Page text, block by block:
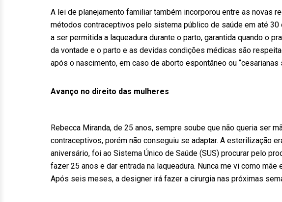
A lei de planejamento familiar também incorporou entre as novas
métodos contraceptivos pelo sistema público de saúde em até 30
a ser permitida a laqueadura durante o parto, garantida quando o
da vontade e o parto e as devidas condições médicas são
após o nascimento, em caso de aborto espontâneo ou
Avanço no direito das mulheres
Rebecca Miranda, de 25 anos, sempre soube que não queria ser
contraceptivos, porém não conseguiu se adaptar. A esterilização
aniversário, foi ao Sistema Único de Saúde (SUS) procurar pelo
fazer 25 anos e dar entrada na laqueadura. Nunca me vi como mãe
Após seis meses, a designer irá fazer a cirurgia nas próximas